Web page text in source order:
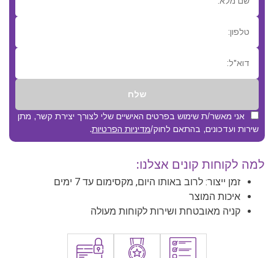
שלח
אני מאשר/ת שימוש בפרטים האישיים שלי לצורך יצירת קשר, מתן
שירות ועדכונים, בהתאם לחוק/מדיניות הפרטיות.
למה לקוחות קונים אצלנו:
זמן ייצור: לרוב באותו היום, מקסימום עד 7 ימים
איכות המוצר
קניה מאובטחת ושירות לקוחות מעולה